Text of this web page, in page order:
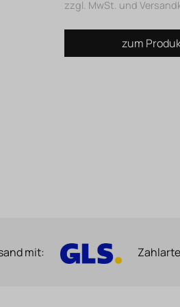
zzgl. MwSt. und
zum
mit: